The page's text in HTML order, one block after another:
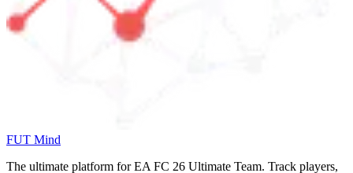
FUT Mind
The ultimate platform for EA FC 26 Ultimate Team. Track players,